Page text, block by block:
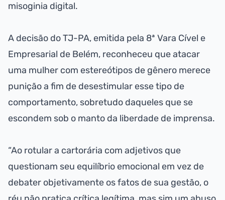
misoginia digital.
A decisão do TJ-PA, emitida pela 8ª Vara Cível e
Empresarial de Belém, reconheceu que atacar
uma mulher com estereótipos de gênero merece
punição a fim de desestimular esse tipo de
comportamento, sobretudo daqueles que se
escondem sob o manto da liberdade de imprensa.
“Ao rotular a cartorária com adjetivos que
questionam seu equilíbrio emocional em vez de
debater objetivamente os fatos de sua gestão, o